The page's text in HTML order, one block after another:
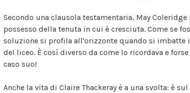
Secondo una clausola testamentaria, May
possesso della tenuta in cui è cresciuta. Come se
soluzione si profila all'orizzonte quando si imbatte
del liceo. È così diverso da come lo ricordava e
caso suo!
Anche la vita di Claire Thackeray è a una svolta: è